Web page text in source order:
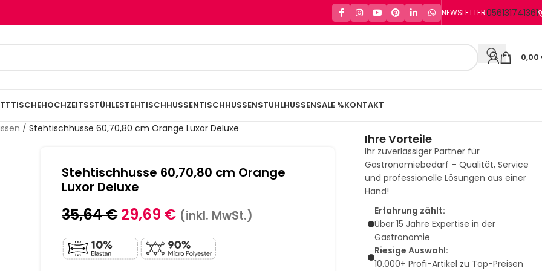
NEWSLETTER056131741361
0,00
HOCHZEITSSTÜHLESTEHTISCHHUSSENTISCHHUSSENSTUHLHUSSENSALE %KONTAKT
/ Stehtischhusse 60,70,80 cm Orange Luxor Deluxe
Stehtischhusse 60,70,80 cm Orange
Luxor Deluxe
35,64€ 29,69 € (inkl. MwSt.)
Ihre Vorteile
Ihr zuverlässiger Partner für
Gastronomiebedarf – Qualität, Service
und professionelle Lösungen aus einer
Hand!
Erfahrung zählt:
Über 15 Jahre Expertise in der
Gastronomie
Riesige Auswahl:
10.000+ Profi-Artikel zu Top-Preisen